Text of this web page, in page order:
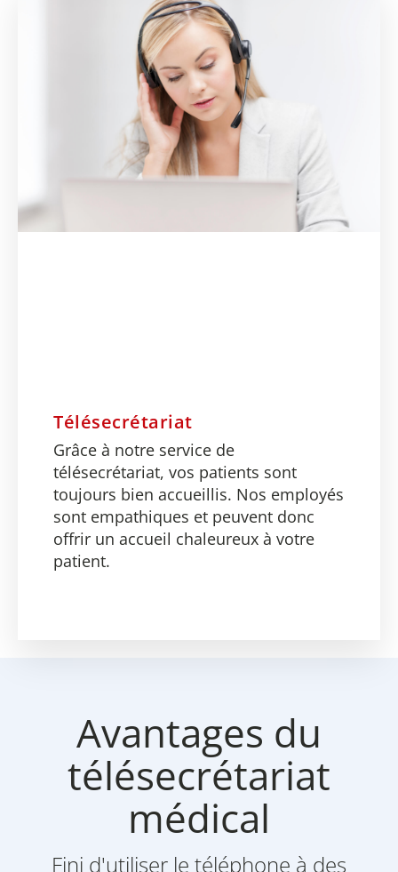
Télésecrétariat
Grâce à notre service de
télésecrétariat, vos patients sont
toujours bien accueillis. Nos employés
sont empathiques et peuvent donc
offrir un accueil chaleureux à votre
patient.
Avantages du
télésecrétariat
médical
Fini d'utiliser le téléphone à des